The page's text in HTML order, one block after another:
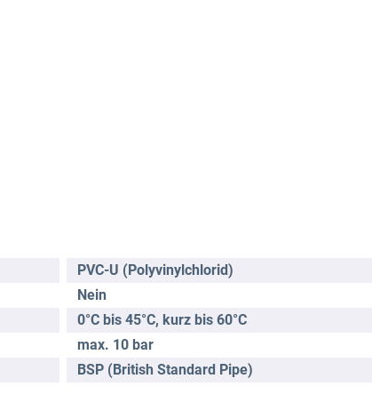
PVC-U (Polyvinylchlorid)
Nein
0°C bis 45°C, kurz bis 60°C
max. 10 bar
BSP (British Standard Pipe)